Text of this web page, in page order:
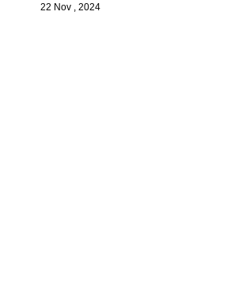
22 Nov , 2024